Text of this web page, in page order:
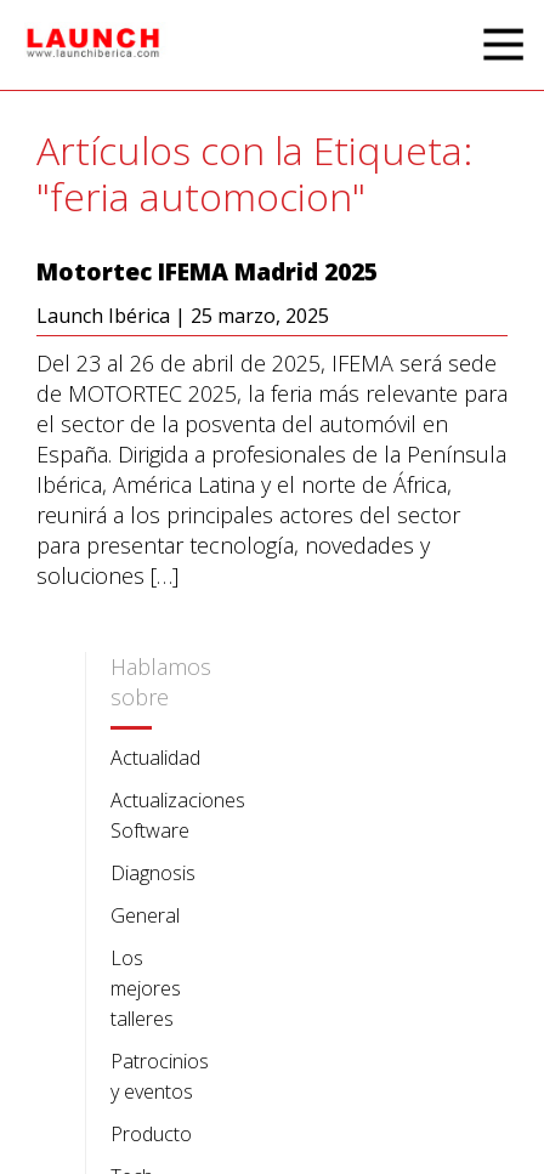
Artículos con la Etiqueta:
"feria automocion"
Motortec IFEMA Madrid 2025
Launch Ibérica | 25 marzo, 2025
Del 23 al 26 de abril de 2025, IFEMA será sede
de MOTORTEC 2025, la feria más relevante para
el sector de la posventa del automóvil en
España. Dirigida a profesionales de la Península
Ibérica, América Latina y el norte de África,
reunirá a los principales actores del sector
para presentar tecnología, novedades y
soluciones […]
Hablamos
sobre
Actualidad
Actualizaciones
Software
Diagnosis
General
Los
mejores
talleres
Patrocinios
y eventos
Producto